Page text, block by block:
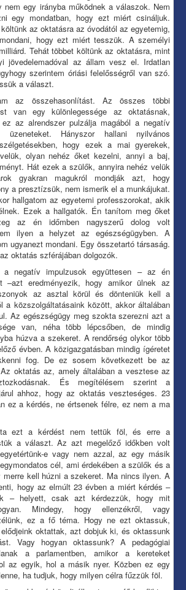
nem egy irányba működnek a válaszok. Nem
egy mondatban, hogy ezt miért csináljuk.
az oktatásra az óvodától az egyetemig,
hogy ezt miért tesszük. A személyi
Tehát többet költünk az oktatásra, mint
jövedelemadóval az állam vesz el. Irdatlan
szerintem óriási felelősségről van szó.
a választ.
az összehasonlítást. Az összes többi
van egy különlegessége az oktatásnak,
az alrendszer pulzálja magából a negatív
üzeneteket. Hányszor hallani nyilvános
hogy ezek a mai gyerekek,
olyan nehéz őket kezelni, annyi a baj,
Hát ezek a szülők, annyira nehéz velük
gyakran magukról mondják azt, hogy
a presztízsük, nem ismerik el a munkájukat.
hallgatom az egyetemi professzorokat, akik
Ezek a hallgatók. Én tanítom meg őket
az én időmben nagyszerű dolog volt
ilyen a helyzet az egészségügyben. A
ugyanezt mondani. Egy összetartó társaság.
oktatás szférájában dolgozók.
negatív impulzusok együttesen – az én
–azt eredményezik, hogy amikor ülnek az
az asztal körül és dönteniük kell a
a közszolgáltatásaink között, akkor általában
Az egészségügy meg szokta szerezni azt a
van, néha több lépcsőben, de mindig
húzva a szekeret. A rendőrség olykor több
évben. A közigazgatásban mindig ígéretet
fog. De ez sosem következett be az
oktatás az, amely általában a vesztese az
És megítélésem szerint a
ahhoz, hogy az oktatás veszteséges. 23
ez a kérdés, ne értsenek félre, ez nem a ma
ezt a kérdést nem tettük föl, és erre a
a választ. Az azt megelőző időkben volt
e vagy nem azzal, az egy másik
cél, ami érdekében a szülők és a
merre kell húzni a szekeret. Ma nincs ilyen. A
hogy az elmúlt 23 évben a miért kérdés –
– helyett, csak azt kérdezzük, hogy mit
Mindegy, hogy ellenzékről, vagy
ez a fő téma. Hogy ne ezt oktassuk,
oktattak, azt dobjuk ki, és oktassunk
Vagy hogyan oktassunk? A pedagógiai
a parlamentben, amikor a kereteket
az egyik, hol a másik nyer. Közben ez egy
ha tudjuk, hogy milyen célra fűzzük föl.